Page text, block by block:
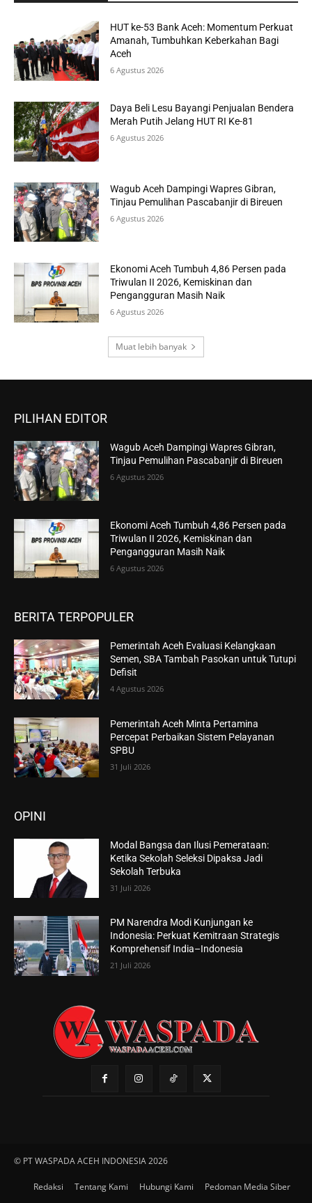
HUT ke-53 Bank Aceh: Momentum Perkuat
Amanah, Tumbuhkan Keberkahan Bagi
Aceh
6 Agustus 2026
Daya Beli Lesu Bayangi Penjualan Bendera
Merah Putih Jelang HUT RI Ke-81
6 Agustus 2026
Wagub Aceh Dampingi Wapres Gibran,
Tinjau Pemulihan Pascabanjir di Bireuen
6 Agustus 2026
Ekonomi Aceh Tumbuh 4,86 Persen pada
Triwulan II 2026, Kemiskinan dan
Pengangguran Masih Naik
6 Agustus 2026
Muat lebih banyak
PILIHAN EDITOR
Wagub Aceh Dampingi Wapres Gibran,
Tinjau Pemulihan Pascabanjir di Bireuen
6 Agustus 2026
Ekonomi Aceh Tumbuh 4,86 Persen pada
Triwulan II 2026, Kemiskinan dan
Pengangguran Masih Naik
6 Agustus 2026
BERITA TERPOPULER
Pemerintah Aceh Evaluasi Kelangkaan
Semen, SBA Tambah Pasokan untuk Tutupi
Defisit
4 Agustus 2026
Pemerintah Aceh Minta Pertamina
Percepat Perbaikan Sistem Pelayanan
SPBU
31 Juli 2026
OPINI
Modal Bangsa dan Ilusi Pemerataan:
Ketika Sekolah Seleksi Dipaksa Jadi
Sekolah Terbuka
31 Juli 2026
PM Narendra Modi Kunjungan ke
Indonesia: Perkuat Kemitraan Strategis
Komprehensif India–Indonesia
21 Juli 2026
© PT WASPADA ACEH INDONESIA 2026
Redaksi Tentang Kami Hubungi Kami Pedoman Media Siber